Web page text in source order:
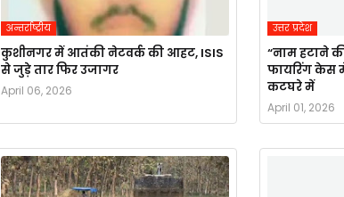
अन्तर्राष्ट्रीय
कुशीनगर में आतंकी नेटवर्क की आहट, ISIS
से जुड़े तार फिर उजागर
April 06, 2026
उत्तर प्रदेश
“नाम हटाने
फायरिंग केस
कटघरे में
April 01, 2026